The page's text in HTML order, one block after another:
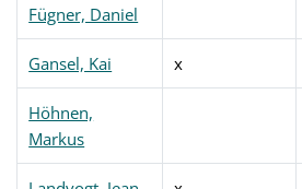
Fügner, Daniel
Gansel, Kai x
Höhnen,
Markus